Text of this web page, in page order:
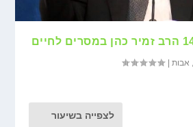
אבות |
לצפייה בשיעור